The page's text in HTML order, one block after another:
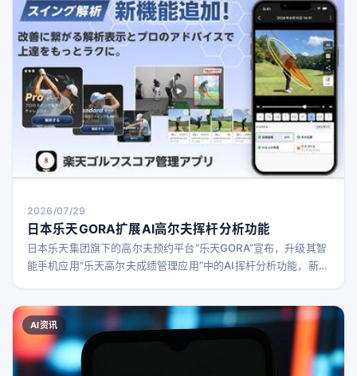
2026/07/29
日本乐天GORA扩展AI高尔夫挥杆分析功能
日本乐天集团旗下的高尔夫预约平台“乐天GORA”宣布，升级其智
能手机应用“乐天高尔夫成绩管理应用”中的AI挥杆分析功能，新增
AI资讯